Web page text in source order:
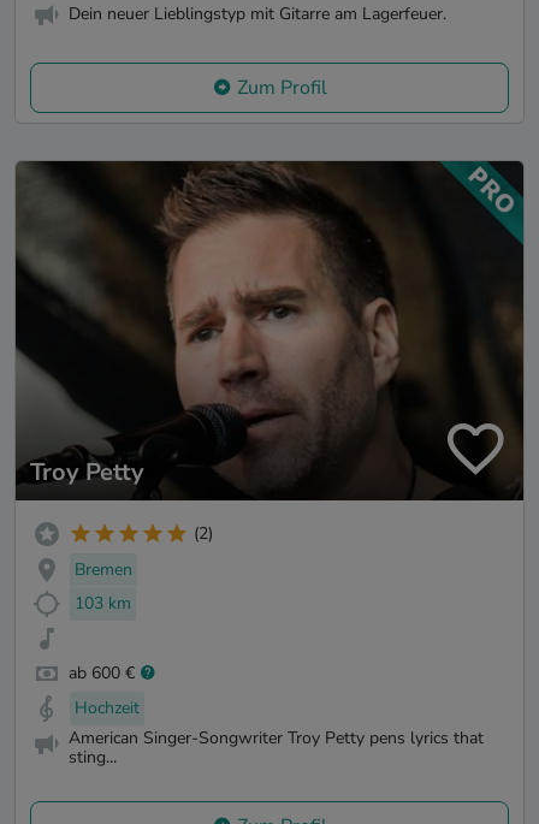
Dein neuer Lieblingstyp mit Gitarre am Lagerfeuer.
Zum Profil
Troy Petty
(2)
Bremen
103 km
ab 600 €
Hochzeit
American Singer-Songwriter Troy Petty pens lyrics that
sting...